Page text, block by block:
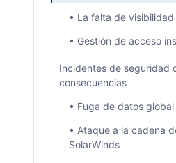
• La falta de visibilidad
• Gestión de acceso
Incidentes de seguridad
consecuencias
• Fuga de datos
• Ataque a la cadena
SolarWinds